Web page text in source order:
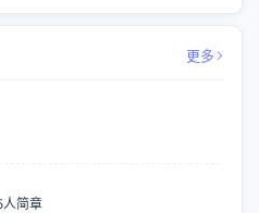
更多
简章